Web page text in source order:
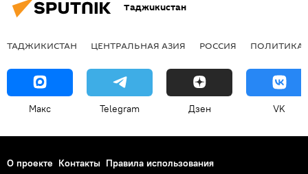
Таджикистан
ТАДЖИКИСТАН ЦЕНТРАЛЬНАЯ АЗИЯ РОССИЯ ПОЛИТИКА
Макс Telegram Дзен VK
О проекте Контакты Правила использования